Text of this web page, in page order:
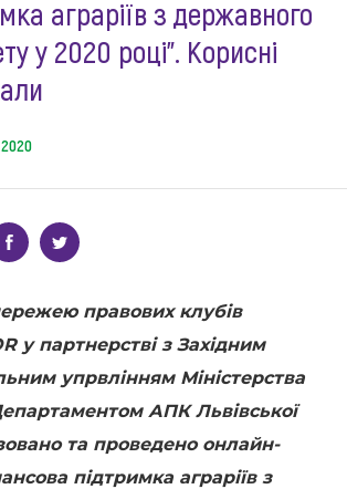
та продукти
аграріїв з державного
у 2020 році”. Корисні
правових клубів
у партнерстві з Західним
упрвлінням Міністерства
АПК Львівської
та проведено онлайн-
підтримка аграріїв з